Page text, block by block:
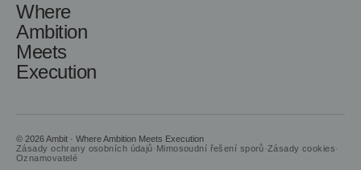
Where
Ambition
Meets
Execution
© 2026 Ambit · Where Ambition Meets Execution
Zásady ochrany osobních údajů· Mimosoudní řešení sporů· Zásady cookies·
Oznamovatelé